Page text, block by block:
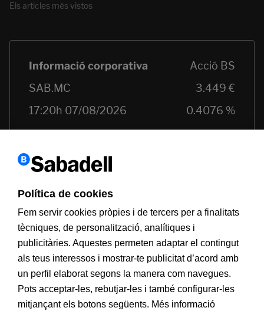
Els articles més vistos
Informació a clients PSD2
MIFID
Documentació PRIIPS
Avís legalPolítica de cookies
Atenció al client
Política de cookies
Fem servir cookies pròpies i de tercers per a finalitats
tècniques, de personalització, analítiques i
publicitàries. Aquestes permeten adaptar el contingut
als teus interessos i mostrar-te publicitat d’acord amb
un perfil elaborat segons la manera com navegues.
Pots acceptar-les, rebutjar-les i també configurar-les
mitjançant els botons següents. Més informació